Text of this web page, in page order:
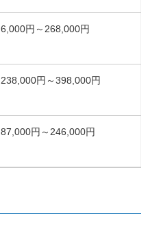
6,000円～268,000円
238,000円～398,000円
87,000円～246,000円